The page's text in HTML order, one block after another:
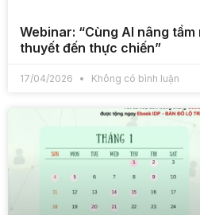
Webinar: “Cùng AI nâng
thuyết đến thực chiến”
17/04/2026 Không có bình luận